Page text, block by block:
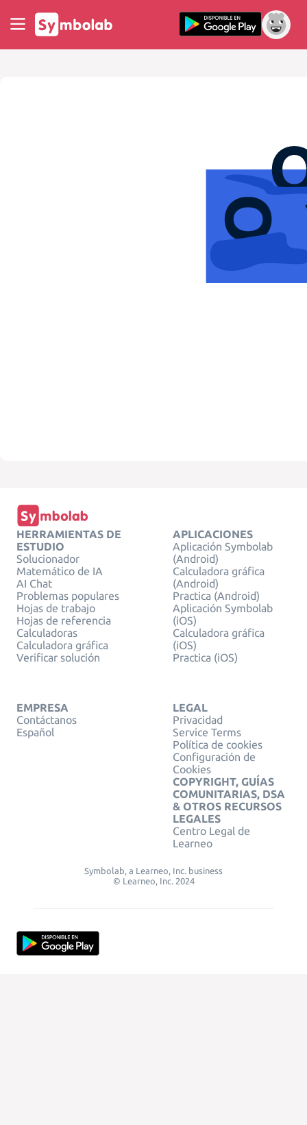
HERRAMIENTAS DE
ESTUDIO
Solucionador
Matemático de IA
AI Chat
Problemas populares
Hojas de trabajo
Hojas de referencia
Calculadoras
Calculadora gráfica
Verificar solución
APLICACIONES
Aplicación Symbolab
(Android)
Calculadora gráfica
(Android)
Practica (Android)
Aplicación Symbolab
(iOS)
Calculadora gráfica
(iOS)
Practica (iOS)
EMPRESA
Contáctanos
Español
LEGAL
Privacidad
Service Terms
Política de cookies
Configuración de
Cookies
COPYRIGHT, GUÍAS
COMUNITARIAS, DSA
& OTROS RECURSOS
LEGALES
Centro Legal de
Learneo
Symbolab, a Learneo, Inc. business
© Learneo, Inc. 2024